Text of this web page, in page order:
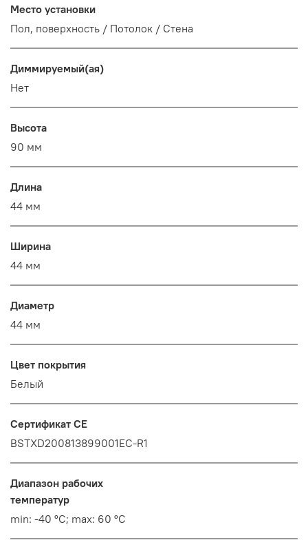
Место установки
Пол, поверхность / Потолок / Стена
Диммируемый(ая)
Нет
Высота
90 мм
Длина
44 мм
Ширина
44 мм
Диаметр
44 мм
Цвет покрытия
Белый
Сертификат CE
BSTXD200813899001EC-R1
Диапазон рабочих
температур
min: -40 °C; max: 60 °C